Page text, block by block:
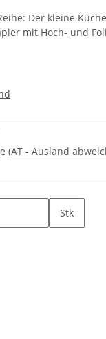
Der kleine
mit Hoch- und
(AT - Ausland
Stk